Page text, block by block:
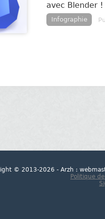
avec Blender !
Infographie
© 2013-2026 - Arzh :
Politique